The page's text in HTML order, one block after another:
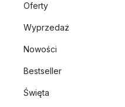
Oferty
Wyprzedaż
Nowości
Bestseller
Święta